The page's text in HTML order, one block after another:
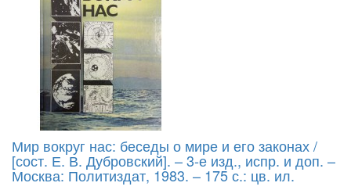
Мир вокруг нас: беседы о мире и его законах /
[сост. Е. В. Дубровский]. – 3-е изд., испр. и доп. –
Москва: Политиздат, 1983. – 175 с.: цв. ил.